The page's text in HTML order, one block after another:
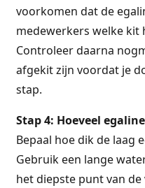
voorkomen dat de
medewerkers welke kit
Controleer daarna
afgekit zijn voordat je
stap.
Stap 4: Hoeveel
Bepaal hoe dik de laag
Gebruik een lange
het diepste punt van